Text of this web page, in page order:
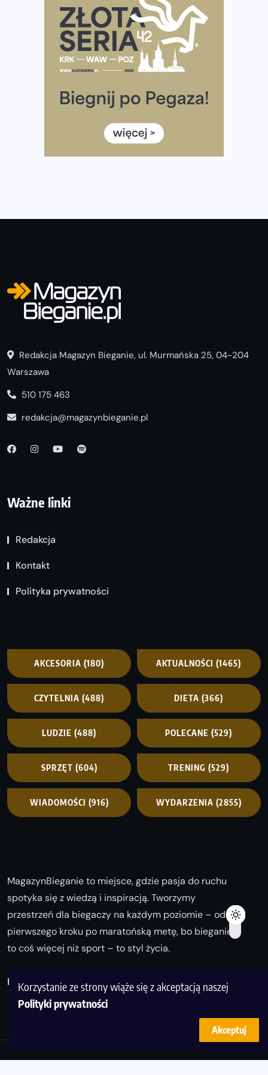
Korzystanie ze strony wiąże się z akceptacją naszej
Polityki prywatności
Akceptuj
Największy Bieg Powstania Warszawskiego w historii.
Ponad 12 tysięcy uczestników pobiegło dla Bohaterów!
Tętno vs tempo – czym kierować się w bieganiu?
Co ma dużo białka? Produkty, które warto włączyć do
Rozbiegany Olsztyn szykuje się na weekend z
Już w tę sobotę 35. Bieg Powstania Warszawskiego.
Wystartuje rekordowa liczba uczestników
Redakcja Magazyn Bieganie, ul. Murmańska 25, 04-204
Warszawa
510 175 463
redakcja@magazynbieganie.pl
Ważne linki
Redakcja
Kontakt
Polityka prywatności
AKCESORIA (180) AKTUALNOŚCI (1465)
CZYTELNIA (488) DIETA (366)
LUDZIE (488) POLECANE (529)
SPRZĘT (604) TRENING (529)
WIADOMOŚCI (916) WYDARZENIA (2855)
MagazynBieganie to miejsce, gdzie pasja do ruchu
spotyka się z wiedzą i inspiracją. Tworzymy
przestrzeń dla biegaczy na każdym poziomie – od
pierwszego kroku po maratońską metę, bo bieganie
to coś więcej niż sport – to styl życia.
Biegaj z nami i odkrywaj swoją najlepszą wersję!